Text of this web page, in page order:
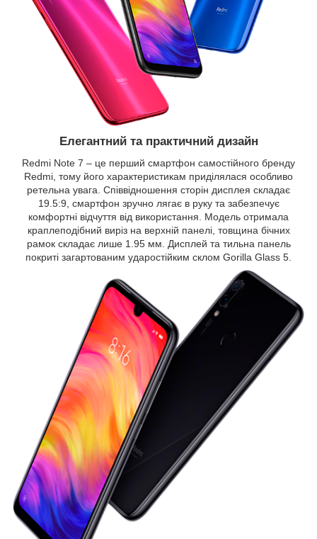
Елегантний та практичний дизайн
Redmi Note 7 – це перший смартфон самостійного бренду
Redmi, тому його характеристикам приділялася особливо
ретельна увага. Співвідношення сторін дисплея складає
19.5:9, смартфон зручно лягає в руку та забезпечує
комфортні відчуття від використання. Модель отримала
краплеподібний виріз на верхній панелі, товщина бічних
рамок складає лише 1.95 мм. Дисплей та тильна панель
покриті загартованим ударостійким склом Gorilla Glass 5.